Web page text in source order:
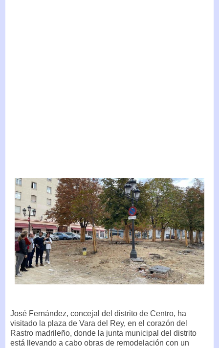
José Fernández, concejal del distrito de Centro, ha
visitado la plaza de Vara del Rey, en el corazón del
Rastro madrileño, donde la junta municipal del distrito
está llevando a cabo obras de remodelación con un